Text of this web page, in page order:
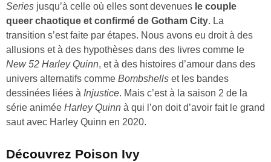
Series jusqu’à celle où elles sont devenues le couple
queer chaotique et confirmé de Gotham City. La
transition s’est faite par étapes. Nous avons eu droit à des
allusions et à des hypothèses dans des livres comme le
New 52 Harley Quinn, et à des histoires d’amour dans des
univers alternatifs comme Bombshells et les bandes
dessinées liées à Injustice. Mais c’est à la saison 2 de la
série animée Harley Quinn à qui l’on doit d’avoir fait le grand
saut avec Harley Quinn en 2020.
Découvrez Poison Ivy